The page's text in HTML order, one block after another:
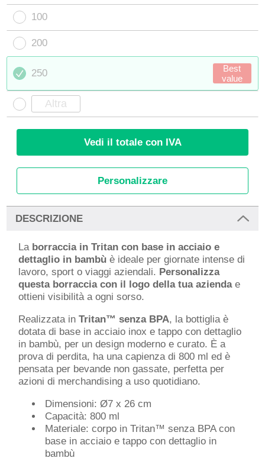
100
200
250
Best
value
Vedi il totale con IVA
Personalizzare
DESCRIZIONE
Laborraccia in Tritan con base in acciaio e
dettaglio in bambùè ideale per giornate intense di
lavoro, sport o viaggi aziendali. Personalizza
questa borraccia con il logo della tua aziendae
ottieni visibilità a ogni sorso.
Realizzata inTritan™ senza BPA, la bottiglia è
dotata di base in acciaio inox e tappo con dettaglio
in bambù, per un design moderno e curato. È a
prova di perdita, ha una capienza di 800 ml ed è
pensata per bevande non gassate, perfetta per
azioni di merchandising a uso quotidiano.
Dimensioni: Ø7 x 26 cm
Capacità: 800 ml
Materiale: corpo in Tritan™ senza BPA con
base in acciaio e tappo con dettaglio in
bambù